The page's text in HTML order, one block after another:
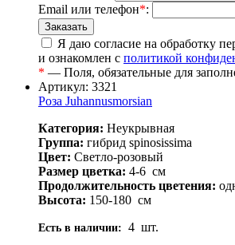
Email или телефон*:
Я даю согласие на обработку
и ознакомлен с политикой
* — Поля, обязательные для
Артикул: 3321
Роза Juhannusmorsian
Категория: Неукрывная
Группа: гибрид spinosissima
Цвет: Светло-розовый
Размер цветка: 4-6 см
Продолжительность цветения:
Высота: 150-180 см
Есть в наличии: 4 шт.